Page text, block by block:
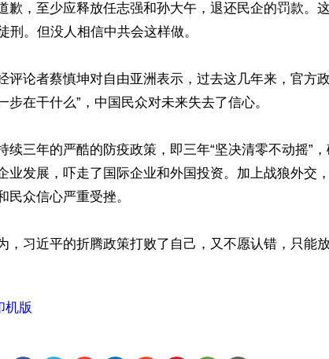
歉，至少应释放任志强和孙大午，退还民企的罚款。
刑。但没人相信中共会这样做。
评论者蔡慎坤对自由亚洲表示，过去这几年来，官方
步在干什么”，中国民众对未来失去了信心。
续三年的严酷的防疫政策，即三年“坚决清零不动摇”
业发展，吓走了国际企业和外国投资。加上战狼外交
民众信心严重受挫。
，习近平的折腾政策打败了自己，又不愿认错，只能
机版